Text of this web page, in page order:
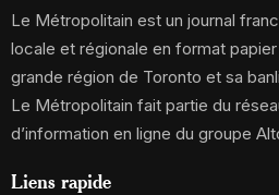
Le Métropolitain est un journal
locale et régionale en format
grande région de Toronto et sa
Le Métropolitain fait partie du
d’information en ligne du groupe
Liens rapide